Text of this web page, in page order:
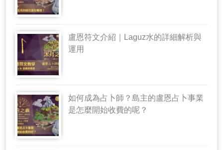
盧恩符文介紹｜Laguz水的詳細解析與
運用
如何成為占卜師？島主的盧恩占卜事業
是怎麼開始收費的呢？